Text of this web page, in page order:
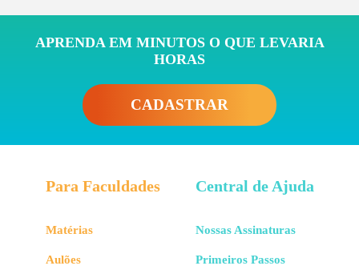
APRENDA EM MINUTOS O QUE LEVARIA
HORAS
CADASTRAR
Para Faculdades
Matérias
Aulões
Central de Ajuda
Nossas Assinaturas
Primeiros Passos